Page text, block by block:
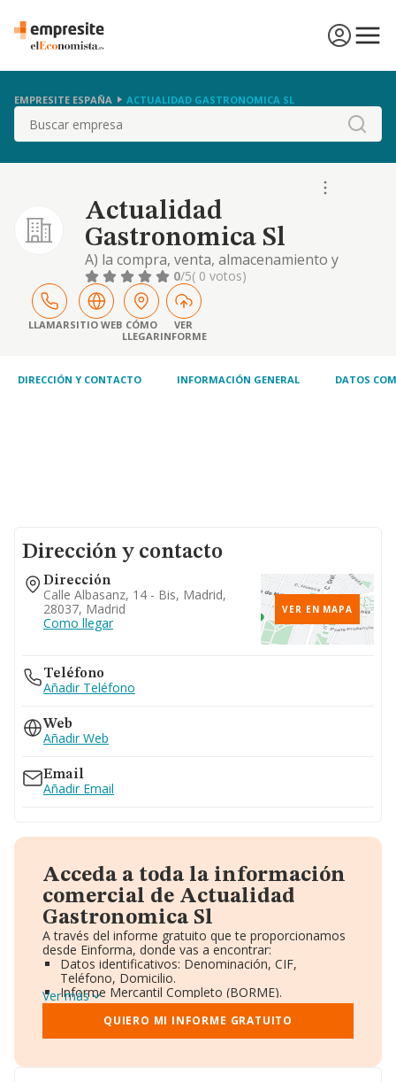
EMPRESITE ESPAÑA ACTUALIDAD GASTRONOMICA SL
Buscar
Actualidad
Gastronomica Sl
A) la compra, venta, almacenamiento y
distribucion de toda clase de bebidas
alcoholicas, zumos y refrescos, productos
alimenticios, perecederos o no.b) la
importacion, almacenamiento y distribucion
al mercado espanol y e
0/5( 0 votos)
LLAMARSITIO WEB CÓMO
LLEGAR
VER
INFORME
DIRECCIÓN Y CONTACTO INFORMACIÓN GENERAL DATOS
Dirección y contacto
Dirección
Calle Albasanz, 14 - Bis, Madrid,
28037, Madrid
Como llegar
VER EN MAPA
Teléfono
Añadir Teléfono
Web
Añadir Web
Email
Añadir Email
Acceda a toda la información
comercial de Actualidad
Gastronomica Sl
A través del informe gratuito que te proporcionamos
desde Einforma, donde vas a encontrar:
Datos identificativos: Denominación, CIF,
Teléfono, Domicilio.
Informe Mercantil Completo (BORME).
Gráficos de Evolución Ventas y Empleados.
Consejo de Administración y Administradores.
Directivos y Ejecutivos.
Ver más
QUIERO MI INFORME GRATUITO